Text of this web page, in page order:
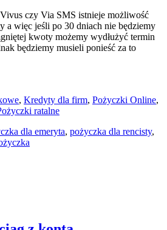
czy Via SMS istnieje możliwość
a więc jeśli po 30 dniach nie będziemy
kwoty możemy wydłużyć termin
będziemy musieli ponieść za to
, Kredyty dla firm, Pożyczki Online,
ratalne
dla emeryta, pożyczka dla rencisty,